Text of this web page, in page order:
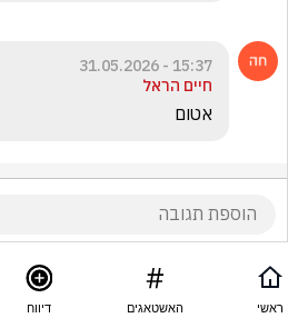
15:37 - 31.05.2026
חיים הראל
אטום
ראשי האשטאגים דיווח